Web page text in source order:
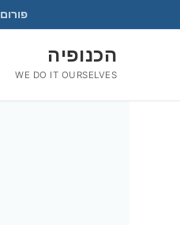
לתוכן
פורום
הכנופיה
WE DO IT OURSELVES